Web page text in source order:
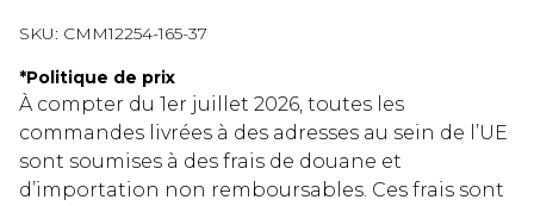
SKU: CMM12254-165-37
*Politique de prix
À compter du 1er juillet 2026, toutes les
commandes livrées à des adresses au sein de l’UE
sont soumises à des frais de douane et
d’importation non remboursables. Ces frais sont